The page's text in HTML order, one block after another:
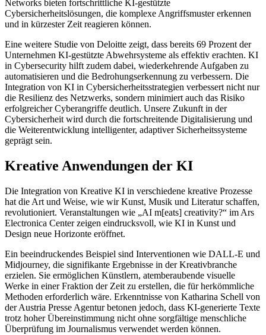
Networks bieten fortschrittliche KI-gestützte
Cybersicherheitslösungen, die komplexe Angriffsmuster erkennen
und in kürzester Zeit reagieren können.
Eine weitere Studie von Deloitte zeigt, dass bereits 69 Prozent der
Unternehmen KI-gestützte Abwehrsysteme als effektiv erachten. KI
in Cybersecurity hilft zudem dabei, wiederkehrende Aufgaben zu
automatisieren und die Bedrohungserkennung zu verbessern. Die
Integration von KI in Cybersicherheitsstrategien verbessert nicht nur
die Resilienz des Netzwerks, sondern minimiert auch das Risiko
erfolgreicher Cyberangriffe deutlich. Unsere Zukunft in der
Cybersicherheit wird durch die fortschreitende Digitalisierung und
die Weiterentwicklung intelligenter, adaptiver Sicherheitssysteme
geprägt sein.
Kreative Anwendungen der KI
Die Integration von Kreative KI in verschiedene kreative Prozesse
hat die Art und Weise, wie wir Kunst, Musik und Literatur schaffen,
revolutioniert. Veranstaltungen wie „AI m[eats] creativity?“ im Ars
Electronica Center zeigen eindrucksvoll, wie KI in Kunst und
Design neue Horizonte eröffnet.
Ein beeindruckendes Beispiel sind Interventionen wie DALL-E und
Midjourney, die signifikante Ergebnisse in der Kreativbranche
erzielen. Sie ermöglichen Künstlern, atemberaubende visuelle
Werke in einer Fraktion der Zeit zu erstellen, die für herkömmliche
Methoden erforderlich wäre. Erkenntnisse von Katharina Schell von
der Austria Presse Agentur betonen jedoch, dass KI-generierte Texte
trotz hoher Übereinstimmung nicht ohne sorgfältige menschliche
Überprüfung im Journalismus verwendet werden können.